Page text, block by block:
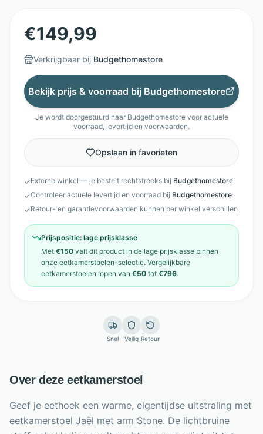
€149,99
Verkrijgbaar bij Budgethomestore
Bekijk prijs & voorraad bij Budgethomestore
Je wordt doorgestuurd naar Budgethomestorevoor actuele
voorraad, levertijd en voorwaarden.
Opslaan in favorieten
✓Externe winkel — je bestelt rechtstreeks bij Budgethomestore
✓Controleer actuele levertijd en voorraad bij Budgethomestore
✓Retour- en garantievoorwaarden kunnen per winkel verschillen
Prijspositie: lage prijsklasse
Met €150 valt dit product in de lage prijsklasse binnen
onze eetkamerstoelen-selectie. Vergelijkbare
eetkamerstoelen lopen van €50 tot €796.
Snel Veilig Retour
Over deze eetkamerstoel
Geef je eethoek een warme, eigentijdse uitstraling met
eetkamerstoel Jaël met arm Stone. De lichtbruine